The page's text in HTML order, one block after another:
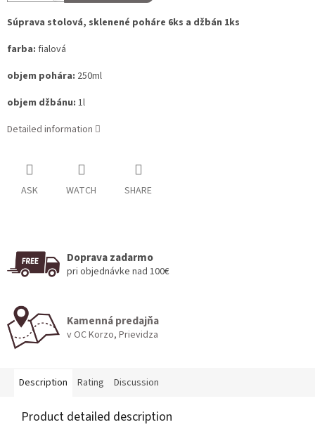
Súprava stolová, sklenené poháre 6ks a džbán 1ks
farba: fialová
objem pohára: 250ml
objem džbánu: 1l
Detailed information
ASK WATCH SHARE
Doprava zadarmo
pri objednávke nad 100€
Kamenná predajňa
v OC Korzo, Prievidza
Description Rating Discussion
Product detailed description